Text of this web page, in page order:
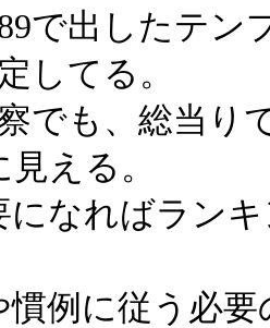
で出したテン
してる。
でも、総当り
える。
になればラン
慣例に従う必